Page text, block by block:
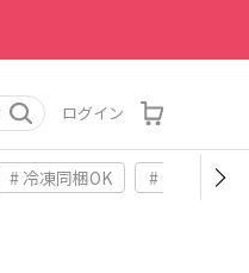
ログイン
# 冷凍同梱OK # お土産